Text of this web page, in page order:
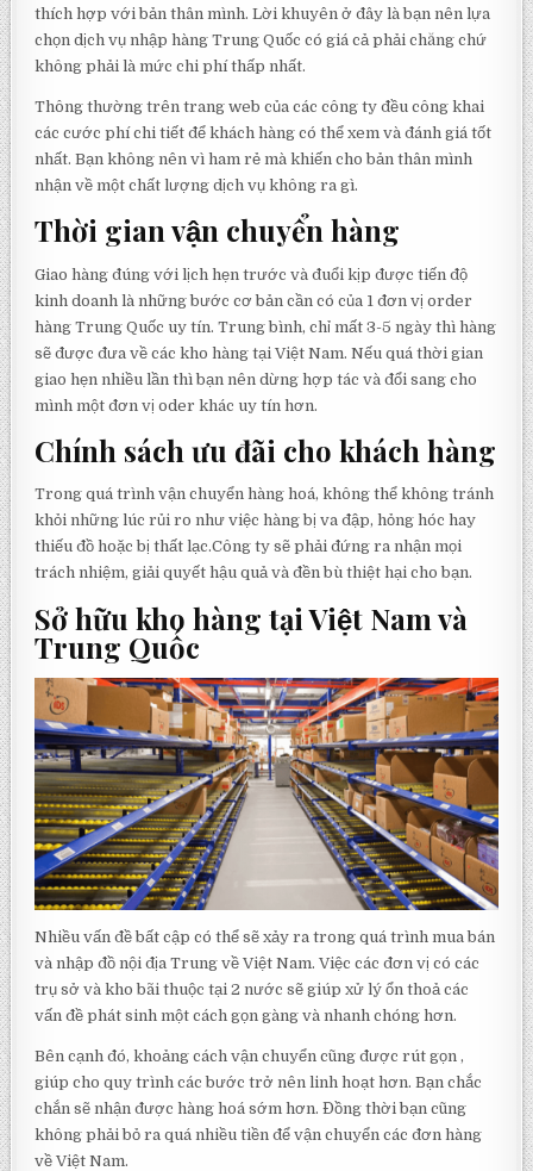
thích hợp với bản thân mình. Lời khuyên ở đây là bạn nên lựa
chọn dịch vụ nhập hàng Trung Quốc có giá cả phải chăng chứ
không phải là mức chi phí thấp nhất.
Thông thường trên trang web của các công ty đều công khai
các cước phí chi tiết để khách hàng có thể xem và đánh giá tốt
nhất. Bạn không nên vì ham rẻ mà khiến cho bản thân mình
nhận về một chất lượng dịch vụ không ra gì.
Thời gian vận chuyển hàng
Giao hàng đúng với lịch hẹn trước và đuổi kịp được tiến độ
kinh doanh là những bước cơ bản cần có của 1 đơn vị order
hàng Trung Quốc uy tín. Trung bình, chỉ mất 3-5 ngày thì hàng
sẽ được đưa về các kho hàng tại Việt Nam. Nếu quá thời gian
giao hẹn nhiều lần thì bạn nên dừng hợp tác và đổi sang cho
mình một đơn vị oder khác uy tín hơn.
Chính sách ưu đãi cho khách hàng
Trong quá trình vận chuyển hàng hoá, không thể không tránh
khỏi những lúc rủi ro như việc hàng bị va đập, hỏng hóc hay
thiếu đồ hoặc bị thất lạc.Công ty sẽ phải đứng ra nhận mọi
trách nhiệm, giải quyết hậu quả và đền bù thiệt hại cho bạn.
Sở hữu kho hàng tại Việt Nam và
Trung Quốc
Nhiều vấn đề bất cập có thể sẽ xảy ra trong quá trình mua bán
và nhập đồ nội địa Trung về Việt Nam. Việc các đơn vị có các
trụ sở và kho bãi thuộc tại 2 nước sẽ giúp xử lý ổn thoả các
vấn đề phát sinh một cách gọn gàng và nhanh chóng hơn.
Bên cạnh đó, khoảng cách vận chuyển cũng được rút gọn ,
giúp cho quy trình các bước trở nên linh hoạt hơn. Bạn chắc
chắn sẽ nhận được hàng hoá sớm hơn. Đồng thời bạn cũng
không phải bỏ ra quá nhiều tiền để vận chuyển các đơn hàng
về Việt Nam.